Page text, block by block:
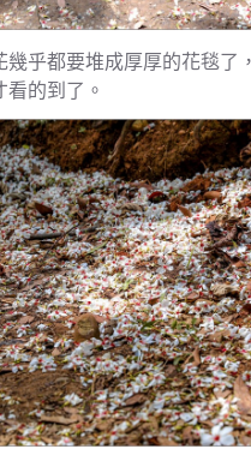
幾乎都要堆成厚厚的花毯了
看的到了。